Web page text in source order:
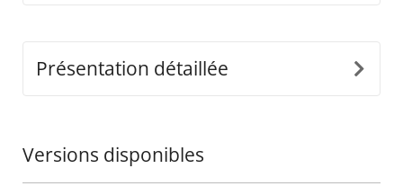
alimenté par intelligence artificielle. Ce système
Présentation détaillée
Versions disponibles